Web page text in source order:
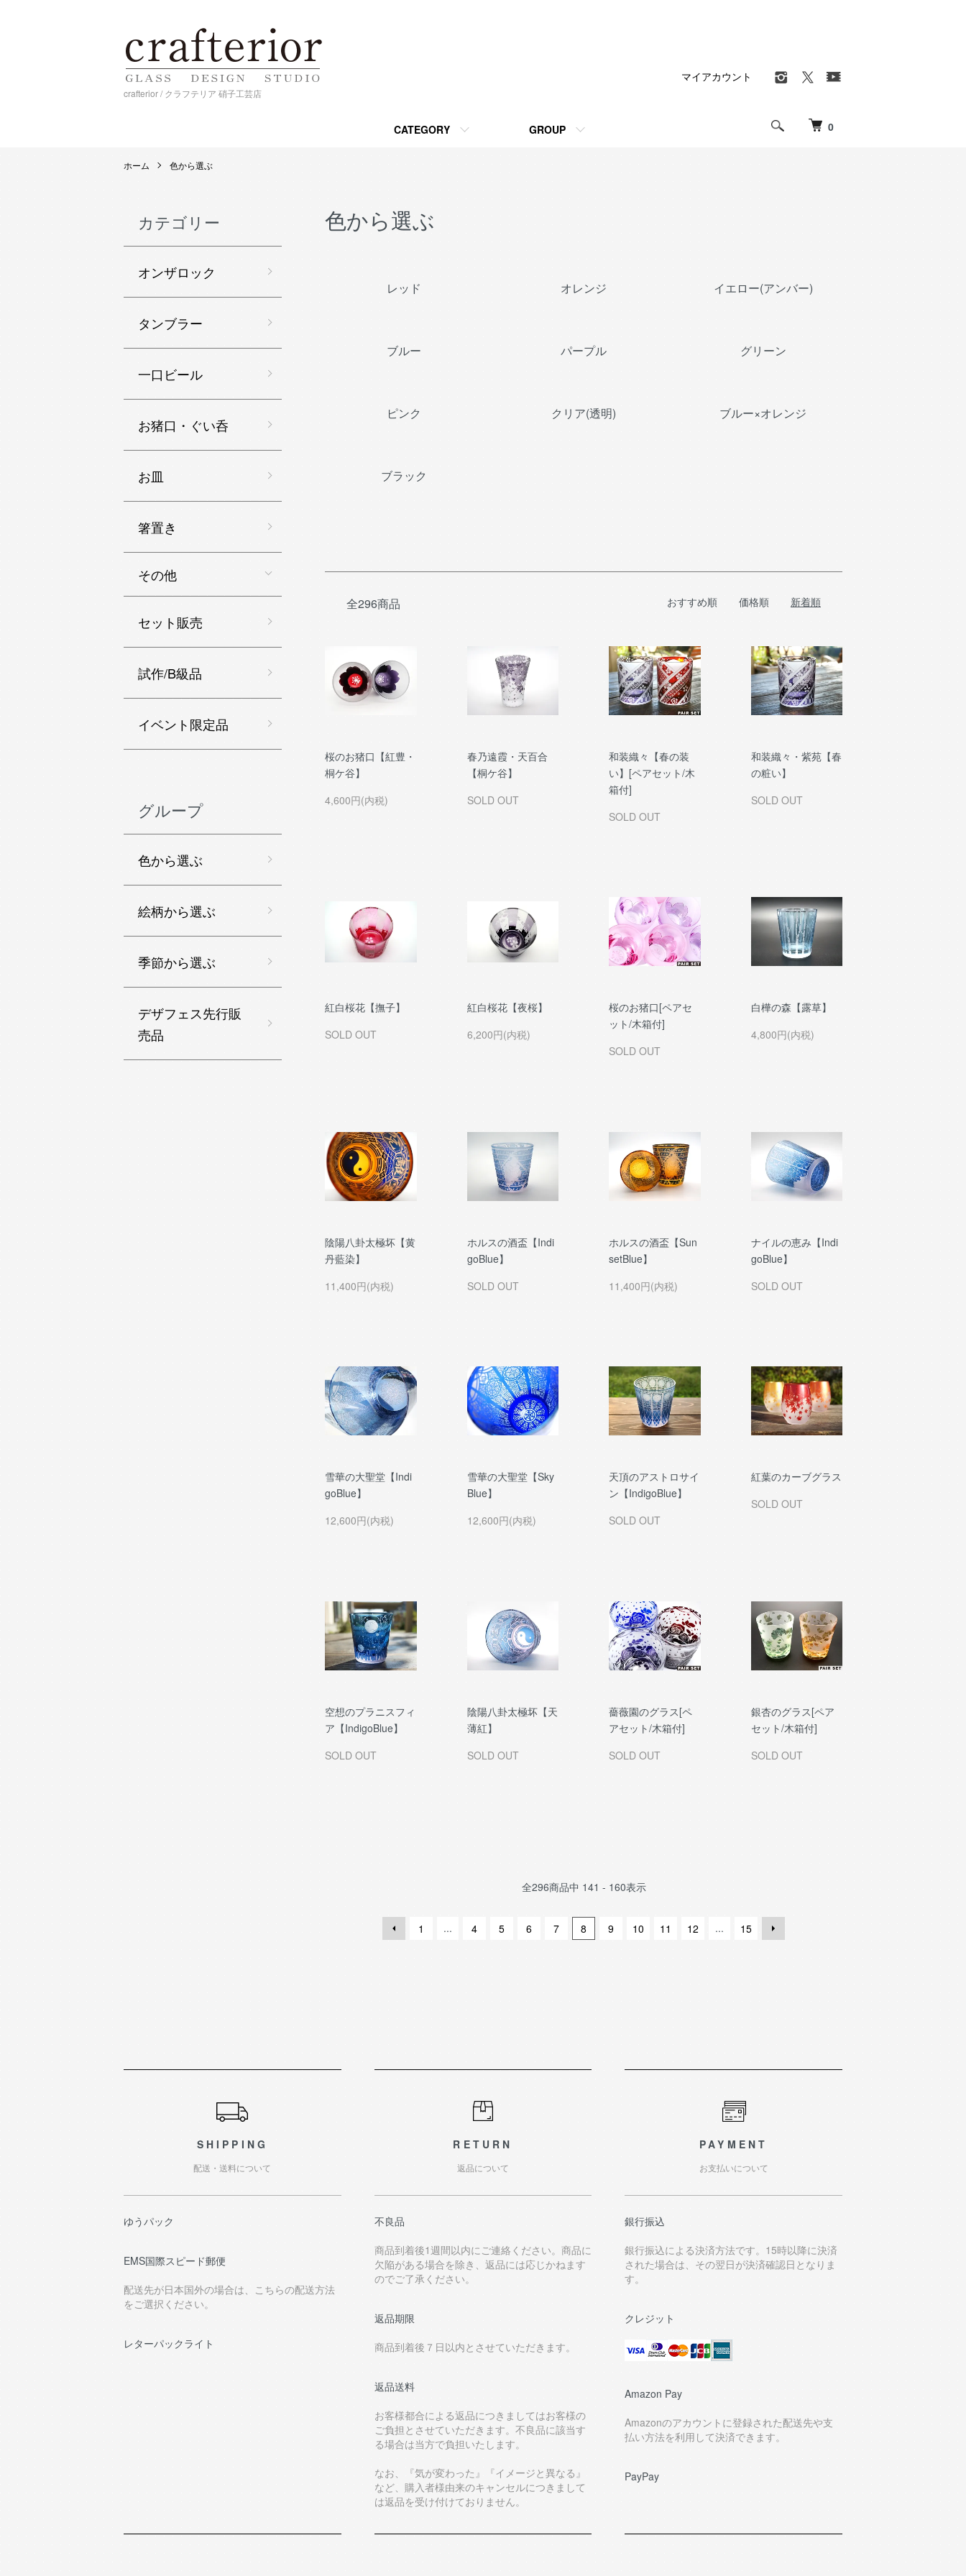
crafterior / クラフテリア 硝子工芸店
0
CATEGORY GROUP
マイアカウント
ホーム 色から選ぶ
色から選ぶ
レッド
オレンジ イエロー(アンバー)
ブルー パープル グリーン
ピンク クリア(透明) ブルー×オレンジ
ブラック
全296商品 おすすめ順 価格順 新着順
桜のお猪口【紅豊・
桐ケ谷】
4,600円(内税)
春乃遠霞・天百合
【桐ケ谷】
SOLD OUT
和装織々【春の装
い】[ペアセット/木
箱付]
SOLD OUT
和装織々・紫苑【春
の粧い】
SOLD OUT
紅白桜花【撫子】
SOLD OUT
紅白桜花【夜桜】
6,200円(内税)
桜のお猪口[ペアセ
ット/木箱付]
SOLD OUT
白樺の森【露草】
4,800円(内税)
陰陽八卦太極坏【黄
丹藍染】
11,400円(内税)
ホルスの酒盃【Indi
goBlue】
SOLD OUT
ホルスの酒盃【Sun
setBlue】
11,400円(内税)
ナイルの恵み【Indi
goBlue】
SOLD OUT
雪華の大聖堂【Indi
goBlue】
12,600円(内税)
雪華の大聖堂【Sky
Blue】
12,600円(内税)
天頂のアストロサイ
ン【IndigoBlue】
SOLD OUT
紅葉のカーブグラス
SOLD OUT
空想のプラニスフィ
ア【IndigoBlue】
SOLD OUT
陰陽八卦太極坏【天
薄紅】
SOLD OUT
薔薇園のグラス[ペ
アセット/木箱付]
SOLD OUT
銀杏のグラス[ペア
セット/木箱付]
SOLD OUT
全296商品中 141 - 160表示
1 ... 4 5 6 7 8 9 10 11 12 ... 15
カテゴリー
オンザロック
タンブラー
一口ビール
お猪口・ぐい呑
お皿
箸置き
その他
セット販売
試作/B級品
イベント限定品
グループ
色から選ぶ
絵柄から選ぶ
季節から選ぶ
デザフェス先行販
売品
SHIPPING
配送・送料について
ゆうパック
EMS国際スピード郵便
配送先が日本国外の場合は、こちらの配送方法
をご選択ください。
レターパックライト
RETURN
返品について
不良品
商品到着後1週間以内にご連絡ください。商品に
欠陥がある場合を除き、返品には応じかねます
のでご了承ください。
返品期限
商品到着後７日以内とさせていただきます。
返品送料
お客様都合による返品につきましてはお客様の
ご負担とさせていただきます。不良品に該当す
る場合は当方で負担いたします。
なお、『気が変わった』『イメージと異なる』
など、購入者様由来のキャンセルにつきまして
は返品を受け付けておりません。
PAYMENT
お支払いについて
銀行振込
銀行振込による決済方法です。15時以降に決済
された場合は、その翌日が決済確認日となりま
す。
クレジット
Amazon Pay
Amazonのアカウントに登録された配送先や支
払い方法を利用して決済できます。
PayPay